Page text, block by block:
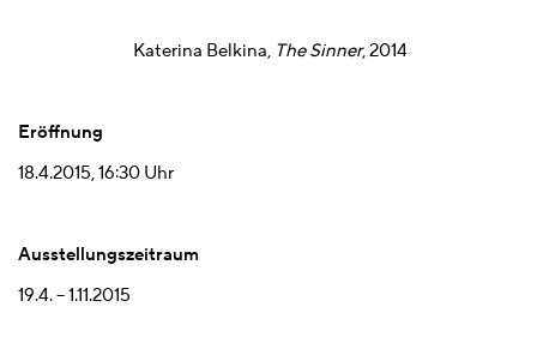
Katerina Belkina, The Sinner, 2014
Eröffnung
18.4.2015, 16:30 Uhr
Ausstellungszeitraum
19.4. – 1.11.2015